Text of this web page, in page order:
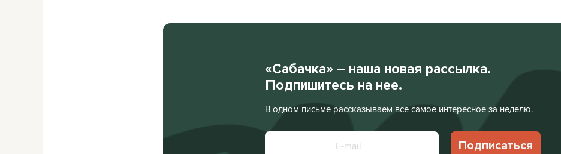
«Сабачка» – наша новая рассылка.
Подпишитесь на нее.
В одном письме рассказываем все самое интересное за неделю.
Подписаться